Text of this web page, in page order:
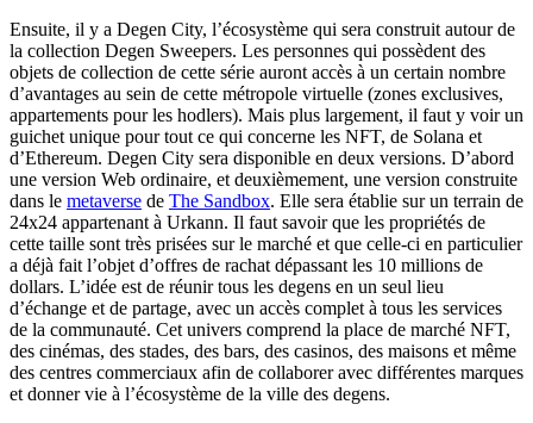
Ensuite, il y a Degen City, l’écosystème qui sera construit autour de
la collection Degen Sweepers. Les personnes qui possèdent des
objets de collection de cette série auront accès à un certain nombre
d’avantages au sein de cette métropole virtuelle (zones exclusives,
appartements pour les hodlers). Mais plus largement, il faut y voir un
guichet unique pour tout ce qui concerne les NFT, de Solana et
d’Ethereum. Degen City sera disponible en deux versions. D’abord
une version Web ordinaire, et deuxièmement, une version construite
dans le metaverse de The Sandbox. Elle sera établie sur un terrain de
24x24 appartenant à Urkann. Il faut savoir que les propriétés de
cette taille sont très prisées sur le marché et que celle-ci en particulier
a déjà fait l’objet d’offres de rachat dépassant les 10 millions de
dollars. L’idée est de réunir tous les degens en un seul lieu
d’échange et de partage, avec un accès complet à tous les services
de la communauté. Cet univers comprend la place de marché NFT,
des cinémas, des stades, des bars, des casinos, des maisons et même
des centres commerciaux afin de collaborer avec différentes marques
et donner vie à l’écosystème de la ville des degens.